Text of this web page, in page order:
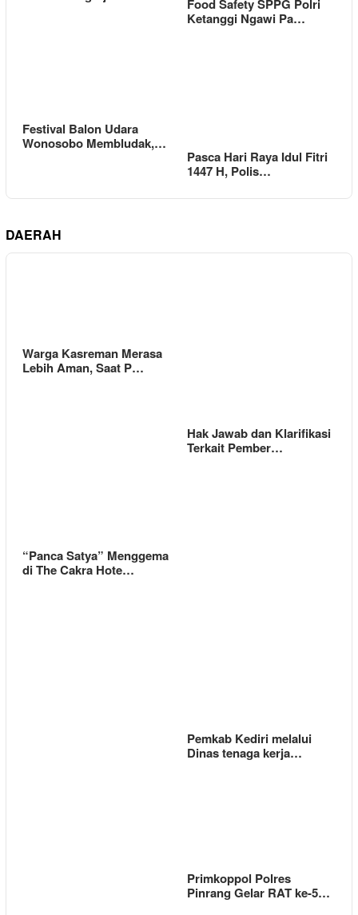
Food Safety SPPG Polri
Ketanggi Ngawi Pa…
Festival Balon Udara
Wonosobo Membludak,…
Pasca Hari Raya Idul Fitri
1447 H, Polis…
DAERAH
Warga Kasreman Merasa
Lebih Aman, Saat P…
Hak Jawab dan Klarifikasi
Terkait Pember…
“Panca Satya” Menggema
di The Cakra Hote…
Pemkab Kediri melalui
Dinas tenaga kerja…
Primkoppol Polres
Pinrang Gelar RAT ke-5…